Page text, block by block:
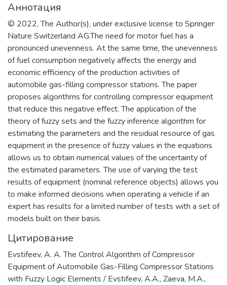
финансовой безопасности для решения
задач разработки базового
программного обеспечения, повышения
защищенности критически важных
информационных систем и
противодействия отмыванию денег,
полученных преступным путем, и
финансированию терроризма.
Аннотация
© 2022, The Author(s), under exclusive license to Springer
Nature Switzerland AG.The need for motor fuel has a
pronounced unevenness. At the same time, the unevenness
of fuel consumption negatively affects the energy and
economic efficiency of the production activities of
automobile gas-filling compressor stations. The paper
proposes algorithms for controlling compressor equipment
that reduce this negative effect. The application of the
theory of fuzzy sets and the fuzzy inference algorithm for
estimating the parameters and the residual resource of gas
equipment in the presence of fuzzy values in the equations
allows us to obtain numerical values of the uncertainty of
the estimated parameters. The use of varying the test
results of equipment (nominal reference objects) allows you
to make informed decisions when operating a vehicle if an
expert has results for a limited number of tests with a set of
models built on their basis.
Цитирование
Evstifeev, A. A. The Control Algorithm of Compressor
Equipment of Automobile Gas-Filling Compressor Stations
with Fuzzy Logic Elements / Evstifeev, A.A., Zaeva, M.A.,